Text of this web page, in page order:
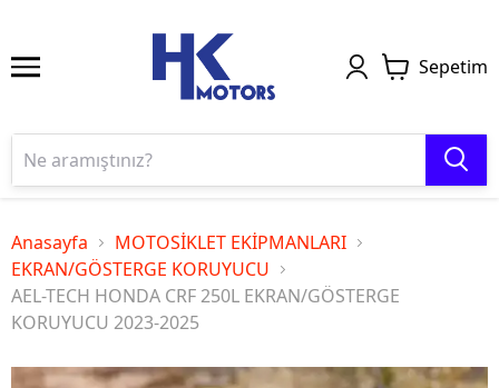
Sepetim
Anasayfa
MOTOSİKLET EKİPMANLARI
EKRAN/GÖSTERGE KORUYUCU
AEL-TECH HONDA CRF 250L EKRAN/GÖSTERGE
KORUYUCU 2023-2025